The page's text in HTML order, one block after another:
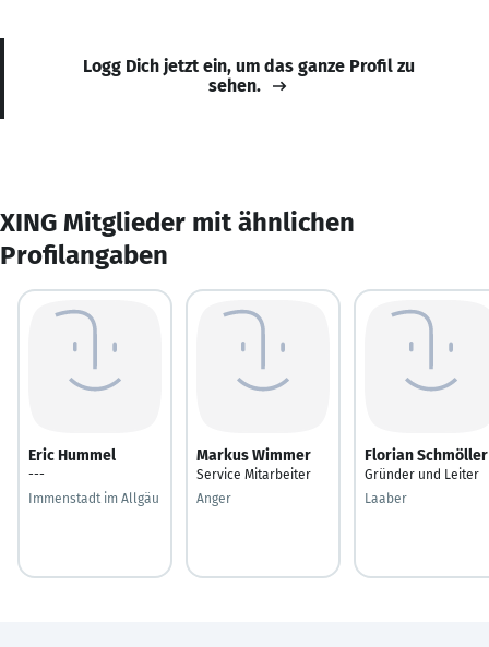
Logg Dich jetzt ein, um das ganze Profil zu
sehen.
XING Mitglieder mit ähnlichen
Profilangaben
Eric Hummel
---
Immenstadt im Allgäu
Markus Wimmer
Service Mitarbeiter
Anger
Florian Schmöller
Gründer und Leiter
Laaber